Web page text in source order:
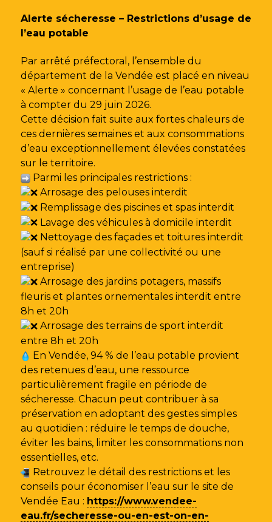
Alerte sécheresse – Restrictions d’usage de
l’eau potable
Par arrêté préfectoral, l’ensemble du
département de la Vendée est placé en niveau
« Alerte » concernant l’usage de l’eau potable
à compter du 29 juin 2026.
Cette décision fait suite aux fortes chaleurs de
ces dernières semaines et aux consommations
d’eau exceptionnellement élevées constatées
sur le territoire.
Parmi les principales restrictions :
Arrosage des pelouses interdit
Remplissage des piscines et spas interdit
Lavage des véhicules à domicile interdit
Nettoyage des façades et toitures interdit
(sauf si réalisé par une collectivité ou une
entreprise)
Arrosage des jardins potagers, massifs
fleuris et plantes ornementales interdit entre
8h et 20h
Arrosage des terrains de sport interdit
entre 8h et 20h
En Vendée, 94 % de l’eau potable provient
des retenues d’eau, une ressource
particulièrement fragile en période de
sécheresse. Chacun peut contribuer à sa
préservation en adoptant des gestes simples
au quotidien : réduire le temps de douche,
éviter les bains, limiter les consommations non
essentielles, etc.
Retrouvez le détail des restrictions et les
conseils pour économiser l’eau sur le site de
Vendée Eau : https://www.vendee-
eau.fr/secheresse-ou-en-est-on-en-